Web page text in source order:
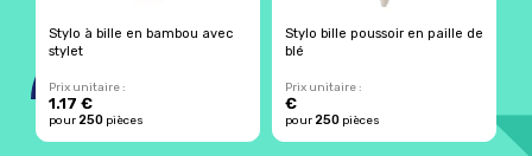
Stylo à bille en bambou avec
stylet
Prix unitaire :
1.17 €
pour250 pièces
Stylo bille poussoir en paille de
blé
Prix unitaire :
€
pour250 pièces